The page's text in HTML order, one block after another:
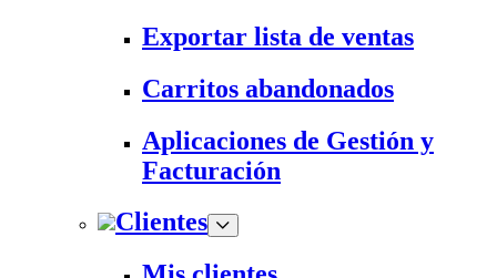
Exportar lista de ventas
Carritos abandonados
Aplicaciones de Gestión y
Facturación
Clientes